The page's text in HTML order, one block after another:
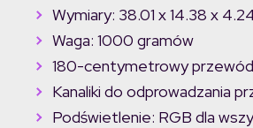
Wymiary: 38.01 x 14.38 x
Waga: 1000 gramów
180-centymetrowy
Kanaliki do odprowadzania
Podświetlenie: RGB dla